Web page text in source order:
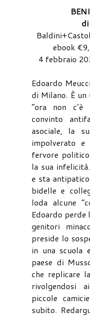
ebook
4 febbraio
Edoardo
di Milano. È un
“ora non c’è
convinto
asociale, la
impolverato
fervore politico
la sua
e sta
bidelle e
loda alcune
Edoardo
genitori
preside lo
in una scuola
paese di
che replicare
rivolgendosi
piccole
subito.